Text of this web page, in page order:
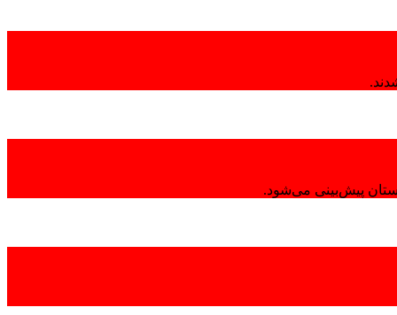
پیش‌بینی می‌شود.